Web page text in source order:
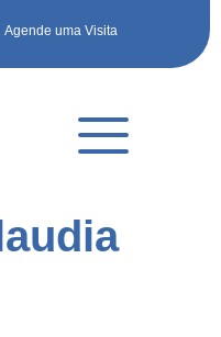
Agende uma Visita